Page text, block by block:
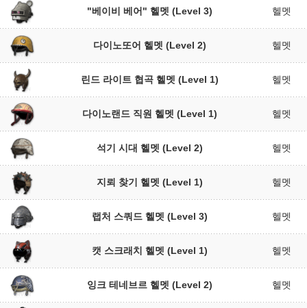
"베이비 베어" 헬멧 (Level 3) 헬멧
다이노또어 헬멧 (Level 2) 헬멧
린드 라이트 협곡 헬멧 (Level 1) 헬멧
다이노랜드 직원 헬멧 (Level 1) 헬멧
석기 시대 헬멧 (Level 2) 헬멧
지뢰 찾기 헬멧 (Level 1) 헬멧
랩처 스쿼드 헬멧 (Level 3) 헬멧
캣 스크래치 헬멧 (Level 1) 헬멧
잉크 테네브르 헬멧 (Level 2) 헬멧